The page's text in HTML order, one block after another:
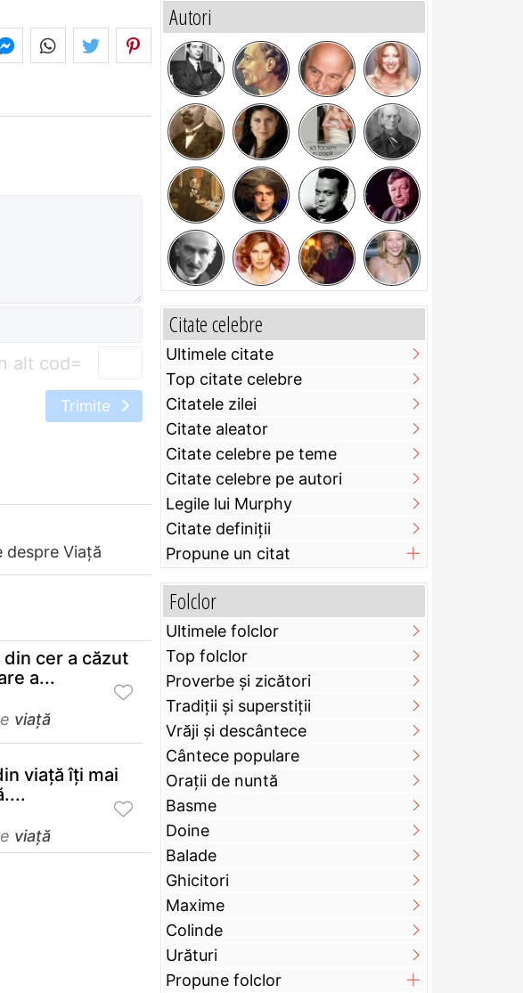
=
Trimite
despre Viață
cer a căzut
a...
viață
viaţă îţi mai
viață
Autori
Citate celebre
Ultimele citate
Top citate celebre
Citatele zilei
Citate aleator
Citate celebre pe teme
Citate celebre pe autori
Legile lui Murphy
Citate definiţii
Propune un citat
Folclor
Ultimele folclor
Top folclor
Proverbe și zicători
Tradiții și superstiții
Vrăji și descântece
Cântece populare
Orații de nuntă
Basme
Doine
Balade
Ghicitori
Maxime
Colinde
Urături
Propune folclor